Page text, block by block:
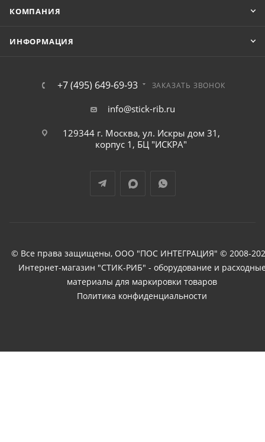
КОМПАНИЯ
ИНФОРМАЦИЯ
+7 (495) 649-69-93 ЗАКАЗАТЬ ЗВОНОК
info@stick-rib.ru
129344 г. Москва, ул. Искры дом 31,
корпус 1, БЦ "ИСКРА"
© Все права защищены, ООО "ПОС ИНТЕГРАЦИЯ" © 2008-
Интернет-магазин "СТИК-РИБ" - оборудование и
материалы для маркировки товаров
Политика конфиденциальности